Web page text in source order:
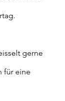
gerne
für eine